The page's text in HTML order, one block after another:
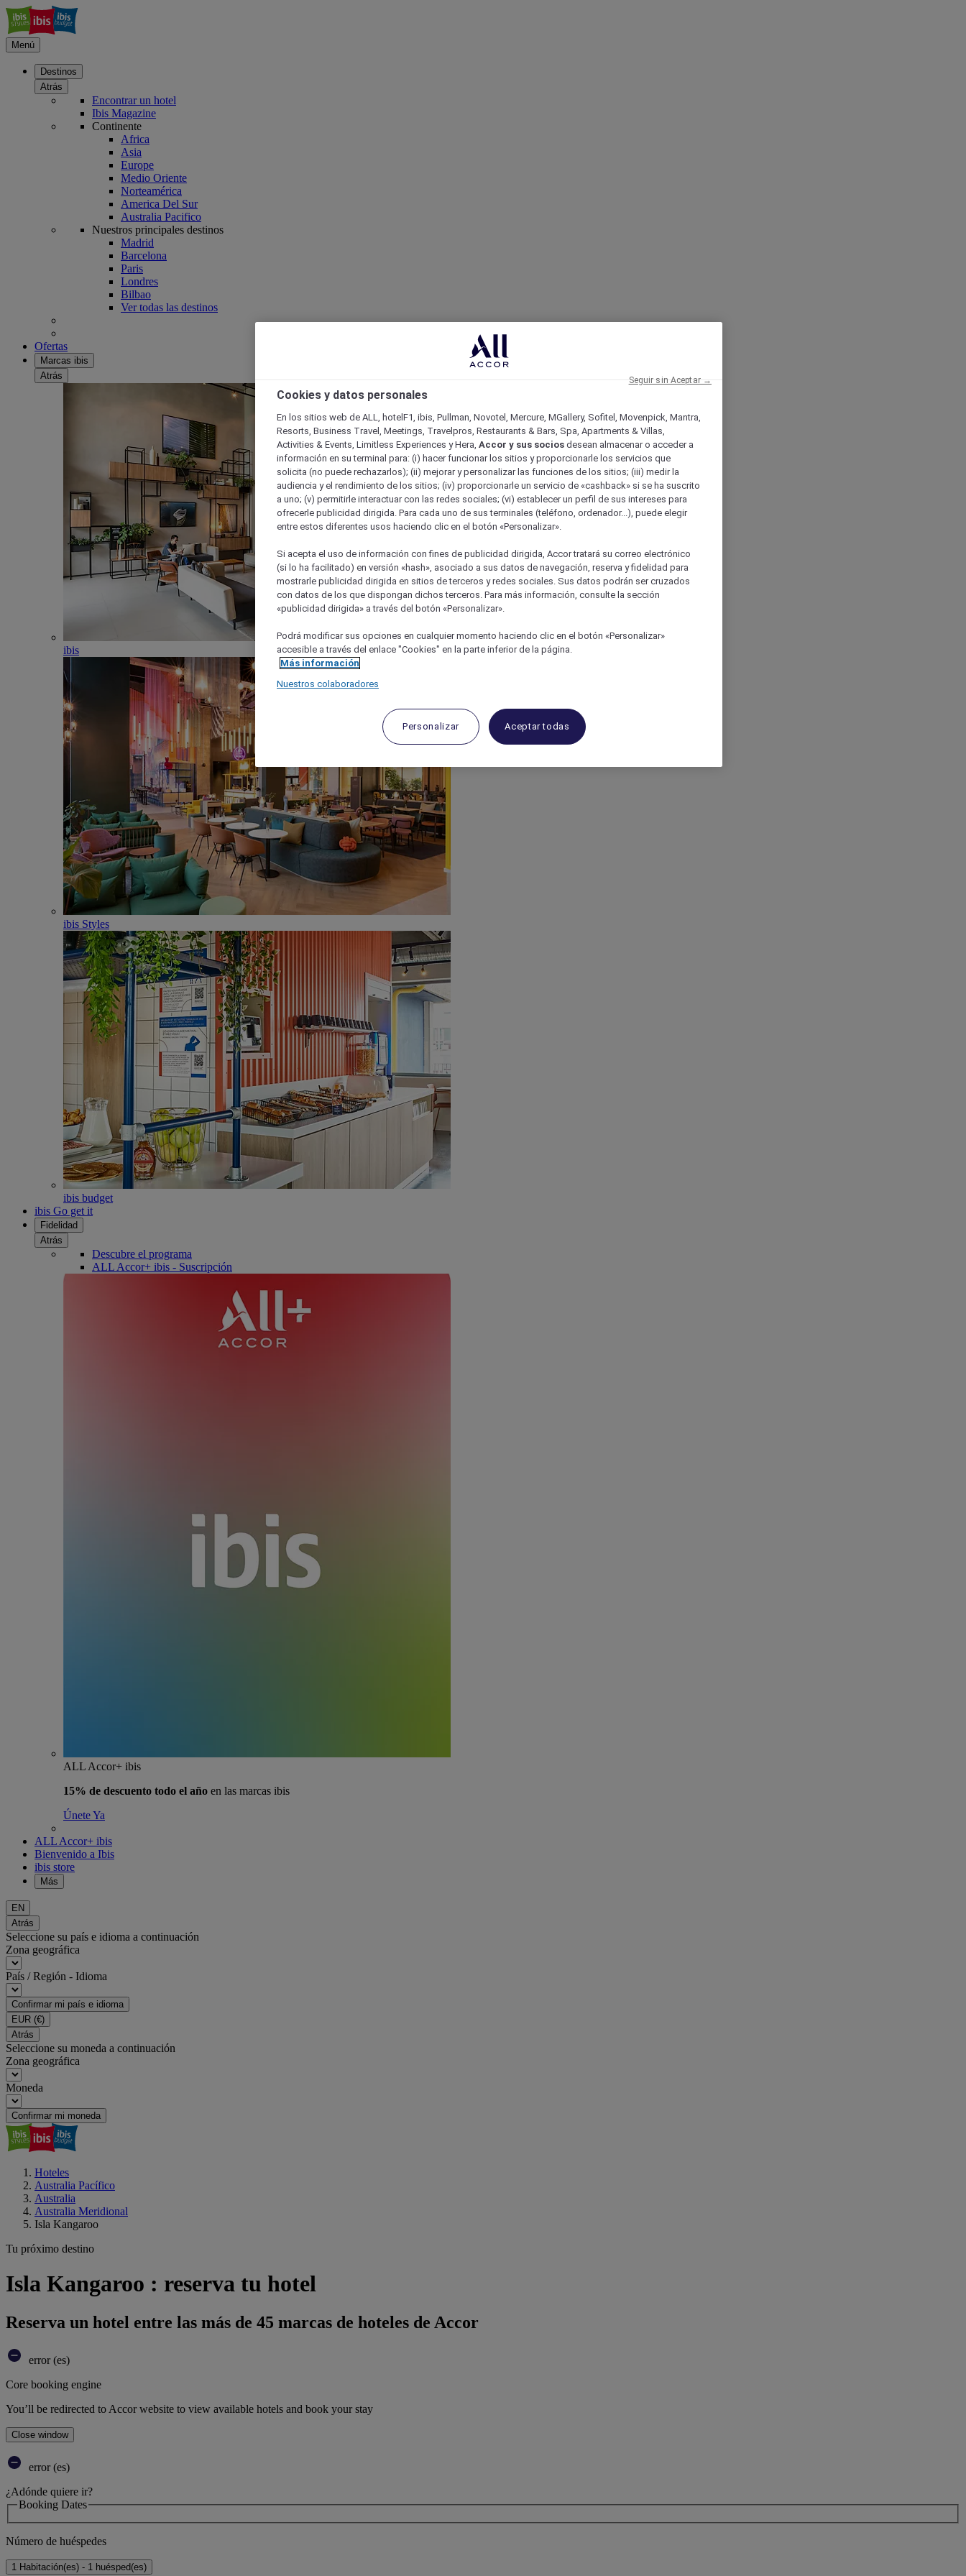
Menú
Destinos
Atrás
Encontrar un hotel
Ibis Magazine
Continente
Africa
Asia
Europe
Medio Oriente
Norteamérica
America Del Sur
Australia Pacifico
Nuestros principales destinos
Madrid
Barcelona
Paris
Londres
Bilbao
Ver todas las destinos
Ofertas
Marcas ibis
Atrás
ibis
ibis Styles
ibis budget
ibis Go get it
Fidelidad
Atrás
Descubre el programa
ALL Accor+ ibis - Suscripción
ALL Accor+ ibis
15% de descuento todo el año en las marcas ibis
Únete Ya
ALL Accor+ ibis
Bienvenido a Ibis
ibis store
Más
EN
Atrás
Seleccione su país e idioma a continuación
Zona geográfica
País / Región - Idioma
Confirmar mi país e idioma
EUR (€)
Atrás
Seleccione su moneda a continuación
Zona geográfica
Moneda
Confirmar mi moneda
Hoteles
Australia Pacífico
Australia
Australia Meridional
Isla Kangaroo
Tu próximo destino
Isla Kangaroo : reserva tu hotel
Reserva un hotel entre las más de 45 marcas de hoteles de Accor
error (es)
Core booking engine
You’ll be redirected to Accor website to view available hotels and book your stay
Close window
error (es)
¿Adónde quiere ir?
Booking Dates
Número de huéspedes
1 Habitación(es) - 1 huésped(es)
Cookies y datos personales
En los sitios web de ALL, hotelF1, ibis, Pullman, Novotel, Mercure, MGallery, Sofitel, Movenpick, Mantra,
Resorts, Business Travel, Meetings, Travelpros, Restaurants & Bars, Spa, Apartments & Villas,
Activities & Events, Limitless Experiences y Hera, Accor y sus socios desean almacenar o acceder a
información en su terminal para: (i) hacer funcionar los sitios y proporcionarle los servicios que
solicita (no puede rechazarlos); (ii) mejorar y personalizar las funciones de los sitios; (iii) medir la
audiencia y el rendimiento de los sitios; (iv) proporcionarle un servicio de «cashback» si se ha suscrito
a uno; (v) permitirle interactuar con las redes sociales; (vi) establecer un perfil de sus intereses para
ofrecerle publicidad dirigida. Para cada uno de sus terminales (teléfono, ordenador...), puede elegir
entre estos diferentes usos haciendo clic en el botón «Personalizar».
Si acepta el uso de información con fines de publicidad dirigida, Accor tratará su correo electrónico
(si lo ha facilitado) en versión «hash», asociado a sus datos de navegación, reserva y fidelidad para
mostrarle publicidad dirigida en sitios de terceros y redes sociales. Sus datos podrán ser cruzados
con datos de los que dispongan dichos terceros. Para más información, consulte la sección
«publicidad dirigida» a través del botón «Personalizar».
Podrá modificar sus opciones en cualquier momento haciendo clic en el botón «Personalizar»
accesible a través del enlace "Cookies" en la parte inferior de la página.
Más información
Nuestros colaboradores
Personalizar Aceptar todas
Seguir sin Aceptar →